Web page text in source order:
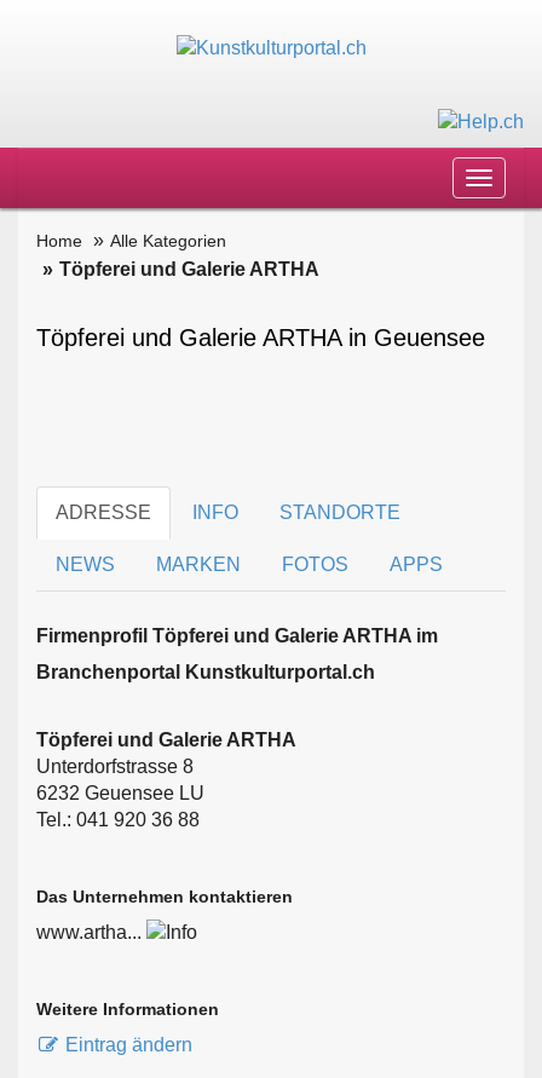
Toggle
Home Alle Kategorien
Töpferei und Galerie ARTHA
Töpferei und Galerie ARTHA in Geuensee
ADRESSE INFO STANDORTE
NEWS MARKEN FOTOS APPS
Firmen­profil Töpferei und Galerie ARTHA im
Branchen­portal Kunstkulturportal.ch
Töpferei und Galerie ARTHA
Unterdorfstrasse 8
6232 Geuensee LU
Tel.: 041 920 36 88
Das Unternehmen kontaktieren
www.artha...
Weitere Informationen
Eintrag ändern